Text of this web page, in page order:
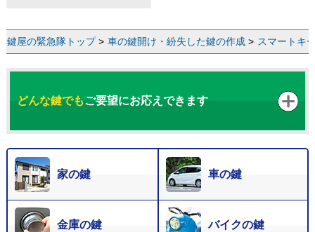
鍵屋の緊急隊トップ> 車の鍵開け・紛失した鍵の作成 > スマートキ
どんな鍵でもご要望にお応えできます
家の鍵 車の鍵
金庫の鍵 バイクの鍵